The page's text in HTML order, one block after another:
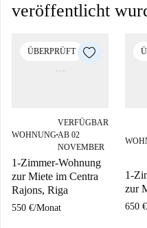
veröffentlicht
ÜBERPRÜFT
WOHNUNG■
VERFÜGBAR
AB 02
NOVEMBER
1-Zimmer-Wohnung
zur Miete im Centra
Rajons, Riga
550 €/Monat
1-
zur
650 €